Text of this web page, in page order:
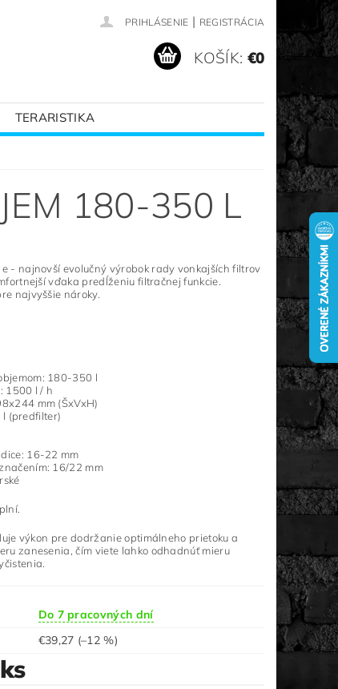
PRIHLÁSENIE | REGISTRÁCIA
KOŠÍK: €0
TERARISTIKA
180-350 L
e - najnovší evolučný výrobok rady vonkajších filtrov
vďaka predĺženiu filtračnej funkcie.
najvyššie nároky.
180-350 l
1500 l / h
mm (ŠxVxH)
l (predfilter)
16-22 mm
16/22 mm
výkon pre dodržanie optimálneho prietoku a
zanesenia, čím viete lahko odhadnúť mieru
Do 7 pracovných dní
€39,27 (–12 %)